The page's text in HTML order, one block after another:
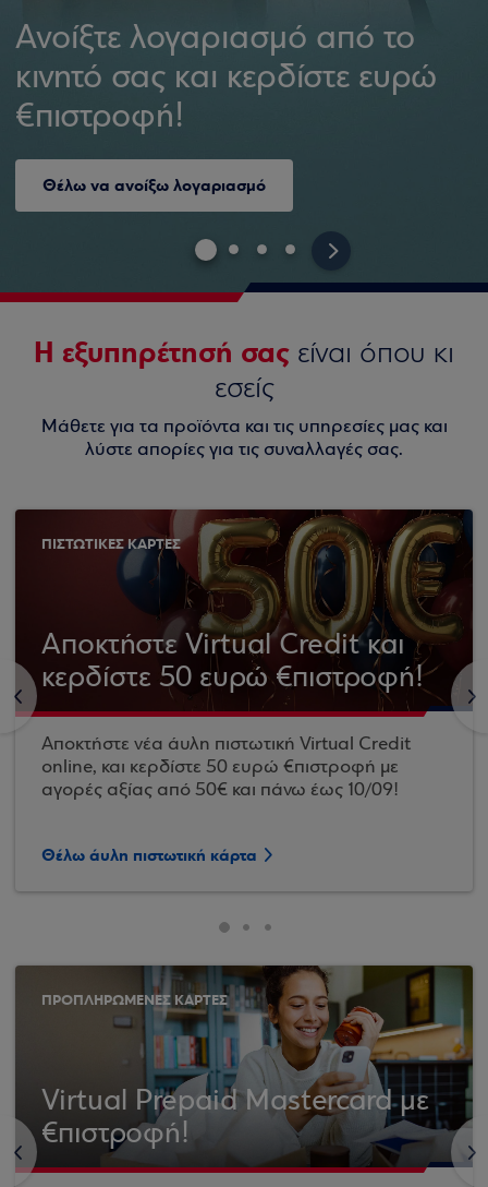
Ανοίξτε λογαριασμό από το
κινητό σας και κερδίστε ευρώ
€πιστροφή!
Θέλω να ανοίξω λογαριασμό
>
Η εξυπηρέτησή σας είναι όπου κι
εσείς
Μάθετε για τα προϊόντα και τις υπηρεσίες μας και
λύστε απορίες για τις συναλλαγές σας.
<
ΠΙΣΤΩΤΙΚΕΣ ΚΑΡΤΕΣ
Αποκτήστε Virtual Credit και
κερδίστε 50 ευρώ €πιστροφή!
Αποκτήστε νέα άυλη πιστωτική Virtual Credit
online, και κερδίστε 50 ευρώ €πιστροφή με
αγορές αξίας από 50€ και πάνω έως 10/09!
Θέλω άυλη πιστωτική κάρτα
>
<
ΠΡΟΠΛΗΡΩΜΕΝΕΣ ΚΑΡΤΕΣ
Virtual Prepaid Mastercard με
€πιστροφή!
>